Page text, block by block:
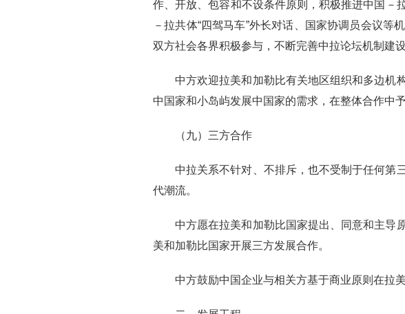
作、开放、包容和不设条件原则，积极推进中国－
－拉共体“四驾马车”外长对话、国家协调员会议
双方社会各界积极参与，不断完善中拉论坛机制建
中方欢迎拉美和加勒比有关地区组织和多边机
中国家和小岛屿发展中国家的需求，在整体合作中
（九）三方合作
中拉关系不针对、不排斥，也不受制于任何第
代潮流。
中方愿在拉美和加勒比国家提出、同意和主导
美和加勒比国家开展三方发展合作。
中方鼓励中国企业与相关方基于商业原则在拉